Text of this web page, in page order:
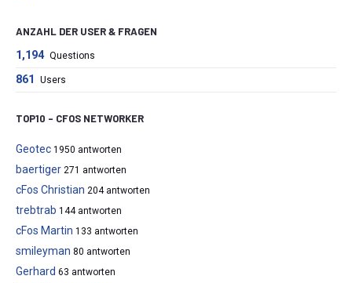
ANZAHL DER USER & FRAGEN
1,194 Questions
861 Users
TOP10 – CFOS NETWORKER
Geotec 1950 antworten
baertiger 271 antworten
cFos Christian 204 antworten
trebtrab 144 antworten
cFos Martin 133 antworten
smileyman 80 antworten
Gerhard 63 antworten